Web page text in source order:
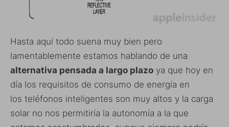
Hasta aquí todo suena muy bien pero
lamentablemente estamos hablando de una
alternativa pensada a largo plazo ya que hoy en
día los requisitos de consumo de energía en
los teléfonos inteligentes son muy altos y la carga
solar no nos permitiría la autonomía a la que